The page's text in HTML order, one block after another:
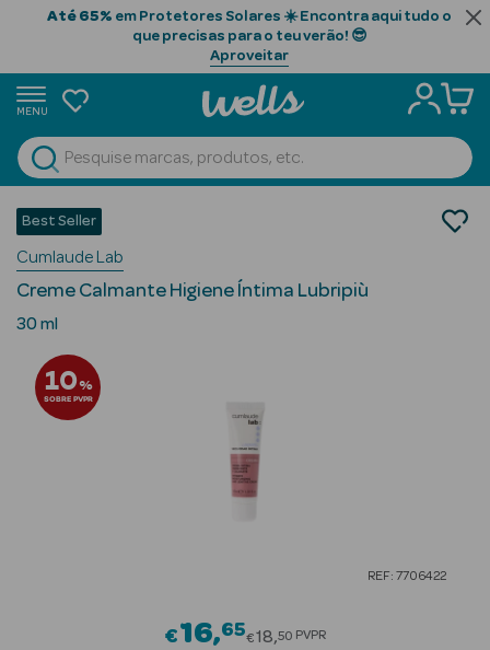
Até 65% em Protetores Solares ☀️ Encontra aqui tudo o
que precisas para o teu verão! 😎
Aproveitar
MENU
Ver Tudo
Beauty Season
Cabelo
Beauty Season
Cosmética
Beauty Season
Saúde
Hidratação
Best Seller
Cumlaude Lab
Creme Calmante Higiene Íntima Lubripiù
30 ml
10%
SOBRE PVPR
REF: 7706422
€16 65Price reduced from
€18 50 PVPR